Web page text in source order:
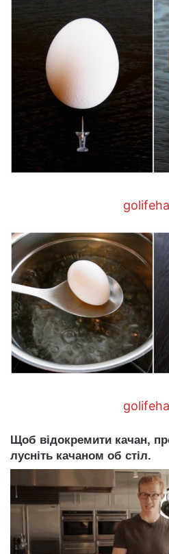
Щоб відокремити качан,
лусніть качаном об стіл.